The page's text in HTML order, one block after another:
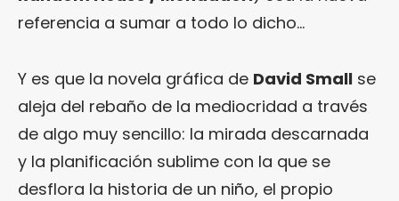
referencia a sumar a todo lo dicho…
Y es que la novela gráfica de David Small se
aleja del rebaño de la mediocridad a través
de algo muy sencillo: la mirada descarnada
y la planificación sublime con la que se
desflora la historia de un niño, el propio